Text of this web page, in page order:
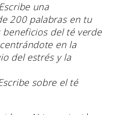
una
200 palabras en tu
del té verde
en la
del estrés y la
sobre el té